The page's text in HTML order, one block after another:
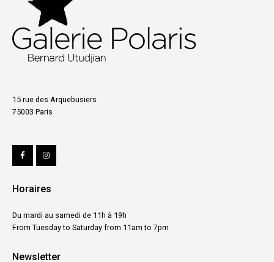
15 rue des Arquebusiers
75003 Paris
Horaires
Du mardi au samedi de 11h à 19h
From Tuesday to Saturday from 11am to 7pm
Newsletter